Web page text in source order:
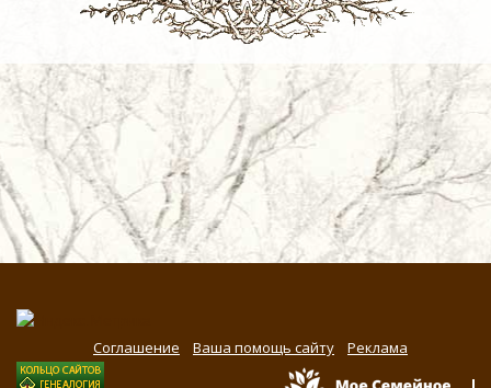
Соглашение Ваша помощь сайту Реклама